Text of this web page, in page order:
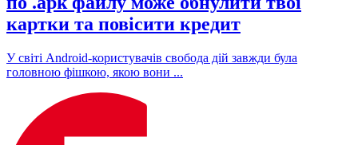
картки та повісити кредит
У світі Android-користувачів свобода дій завжди була
головною фішкою, якою вони ...